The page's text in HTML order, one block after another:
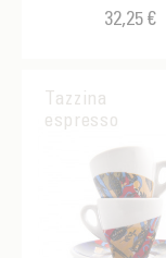
32,25 €
Tazzina
espresso